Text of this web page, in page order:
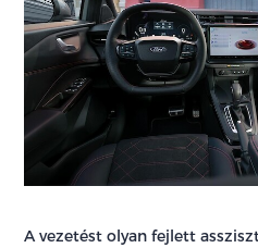
A vezetést olyan fejlett